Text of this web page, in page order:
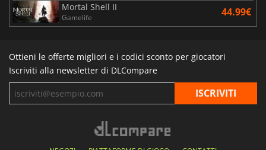
Mortal Shell II
Gamelife 44.99€
Ottieni le offerte migliori e i codici sconto per giocatori
Iscriviti alla newsletter di DLCompare